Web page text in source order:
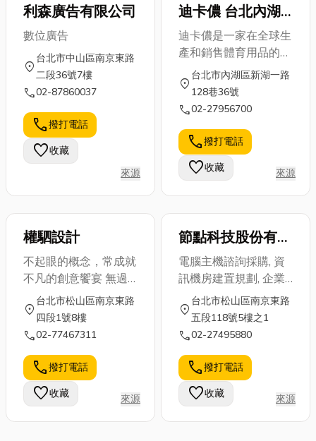
“SENTEST”。
設立於此等天賜美地，
茶區海拔在1,000 至
1,300 公尺間，經年群
沛，晝夜溫差大，能孕
育出芽壯葉肥的茶樹，
並以敬重大地、重視健
康的理念製好茶；社內
茶農均通過「茶葉產銷
履歷驗證」並落實「阿
里山產地認證標章」。
砥礪才有光芒！社內商
品以「比賽茶」的品鑑
標準，實施商品的分級
您一目瞭然，選購好茶
更有保障！「心安理
得，問心無愧。」正是
我們信奉的製茶哲學。
「我們不是台灣第一，
只做問心無愧的好
茶。」
利森廣告有限公司
數位廣告
location_on
台北市中山區南京東路
二段36號7樓
call02-87860037
call撥打電話
favorite收藏
來源
迪卡儂 台北內湖
店
迪卡儂是一家在全球生
產和銷售體育用品的法
國企業。創立於1976
年，目前在全球擁有超
過500家運動用品商
用品零售商。本公司擁
有並銷售十六個自有運
動品牌，例如戶外登山
品牌Domyos、球拍類
運動品牌Artengo、團
體球類品牌Kipsta、慢
球品牌 Inesis等等。 我
們一直以讓每位顧客用
輕鬆的價格享受高品質
及不斷創新的產品為宗
旨．從大眾到小眾的運
動，從初階到專業的產
品，應有盡有，讓每位
顧客都能輕易享受到運
location_on
台北市內湖區新湖一路
128巷36號
call02-27956700
call撥打電話
favorite收藏 來源
權駟設計
不起眼的概念，常成就
不凡的創意饗宴 無過
度的效果花俏您的商
品，僅利用我們長年累
計的經驗，協助呈現品
擺脫您不必經歷的懊惱
過程；這裡不只是製作
漂亮花瓶， 更為您的
location_on
台北市松山區南京東路
四段1號8樓
call02-77467311
call撥打電話
favorite收藏 來源
節點科技股份有限
公司
電腦主機諮詢採購, 資
訊機房建置規劃, 企業
資料儲存, 資訊委外服
務
location_on
台北市松山區南京東路
五段118號5樓之1
call02-27495880
call撥打電話
favorite收藏 來源